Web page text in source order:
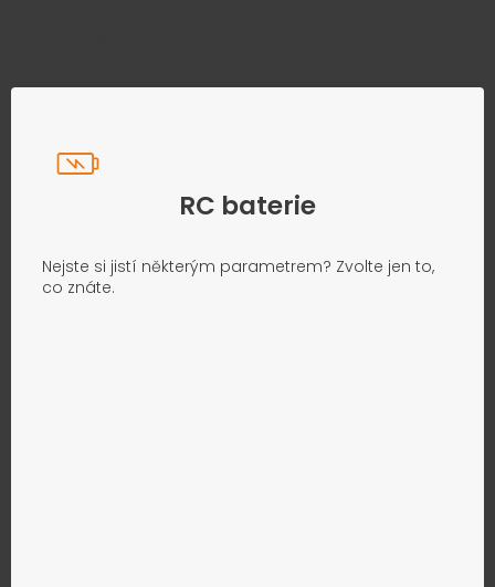
RC baterie
Nejste si jistí některým parametrem? Zvolte jen to,
co znáte.